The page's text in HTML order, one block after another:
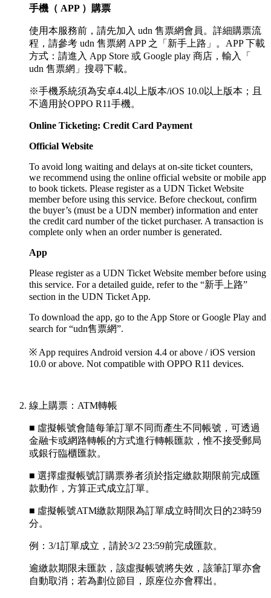
手機（ APP ）購票
使用本服務前，請先加入 udn 售票網會員。詳細購票流
程，請參考 udn 售票網 APP 之「新手上路」。APP 下載
方式：請進入 App Store 或 Google play 商店，輸入「
udn 售票網」搜尋下載。
※手機系統須為安卓4.4以上版本/iOS 10.0以上版本；且
不適用於OPPO R11手機。
Online Ticketing: Credit Card Payment
Official Website
To avoid long waiting and delays at on-site ticket counters,
we recommend using the online official website or mobile app
to book tickets. Please register as a UDN Ticket Website
member before using this service. Before checkout, confirm
the buyer’s (must be a UDN member) information and enter
the credit card number of the ticket purchaser. A transaction is
complete only when an order number is generated.
App
Please register as a UDN Ticket Website member before using
this service. For a detailed guide, refer to the “新手上路”
section in the UDN Ticket App.
To download the app, go to the App Store or Google Play and
search for “udn售票網”.
※ App requires Android version 4.4 or above / iOS version
10.0 or above. Not compatible with OPPO R11 devices.
線上購票：ATM轉帳
■ 虛擬帳號會隨每筆訂單不同而產生不同帳號，可透過
金融卡或網路轉帳的方式進行轉帳匯款，惟不接受郵局
或銀行臨櫃匯款。
■ 選擇虛擬帳號訂購票券者須於指定繳款期限前完成匯
款動作，方算正式成立訂單。
■ 虛擬帳號ATM繳款期限為訂單成立時間次日的23時59
分。
例：3/1訂單成立，請於3/2 23:59前完成匯款。
逾繳款期限未匯款，該虛擬帳號將失效，該筆訂單亦會
自動取消；若為劃位節目，原座位亦會釋出。